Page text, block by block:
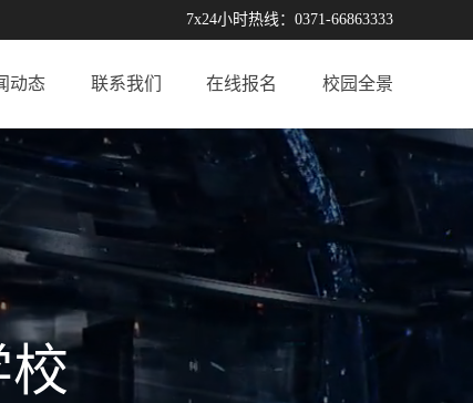
7x24小时热线：0371-66863333
动态 联系我们 在线报名 校园全景
校